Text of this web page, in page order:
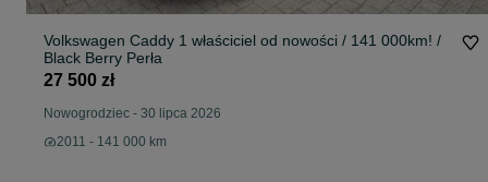
Volkswagen Caddy 1 właściciel od nowości / 141 000km! /
Black Berry Perła
27 500 zł
Nowogrodziec - 30 lipca 2026
2011 - 141 000 km